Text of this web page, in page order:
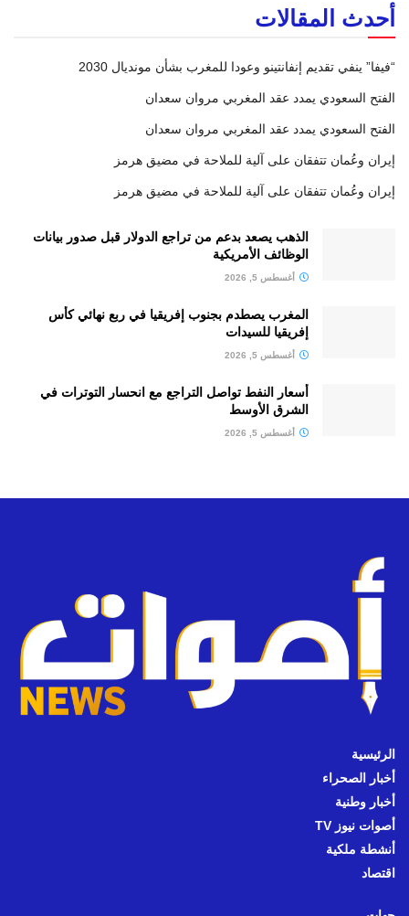
أحدث المقالات
“فيفا” ينفي تقديم إنفانتينو وعودا للمغرب بشأن مونديال 2030
الفتح السعودي يمدد عقد المغربي مروان سعدان
الفتح السعودي يمدد عقد المغربي مروان سعدان
إيران وعُمان تتفقان على آلية للملاحة في مضيق هرمز
إيران وعُمان تتفقان على آلية للملاحة في مضيق هرمز
الذهب يصعد بدعم من تراجع الدولار قبل صدور بيانات
الوظائف الأمريكية
أغسطس 5, 2026
المغرب يصطدم بجنوب إفريقيا في ربع نهائي كأس
إفريقيا للسيدات
أغسطس 5, 2026
أسعار النفط تواصل التراجع مع انحسار التوترات في
الشرق الأوسط
أغسطس 5, 2026
الرئيسية
أخبار الصحراء
أخبار وطنية
أصوات نيوز TV
أنشطة ملكية
اقتصاد